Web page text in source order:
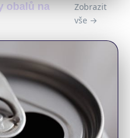
obalů na
Zobrazit
vše →